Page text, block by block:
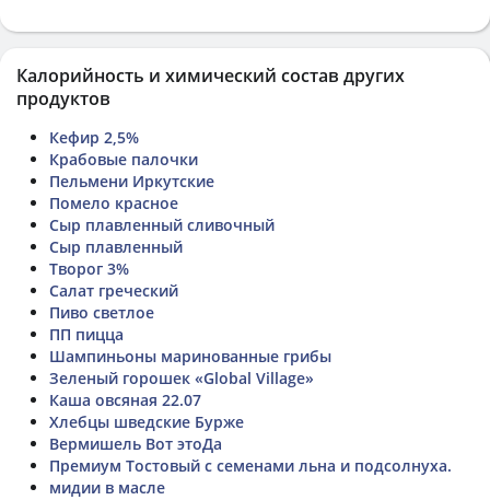
Калорийность и химический состав других
продуктов
Кефир 2,5%
Крабовые палочки
Пельмени Иркутские
Помело красное
Сыр плавленный сливочный
Сыр плавленный
Творог 3%
Салат греческий
Пиво светлое
ПП пицца
Шампиньоны маринованные грибы
Зеленый горошек «Global Village»
Каша овсяная 22.07
Хлебцы шведские Бурже
Вермишель Вот этоДа
Премиум Тостовый с семенами льна и подсолнуха.
мидии в масле